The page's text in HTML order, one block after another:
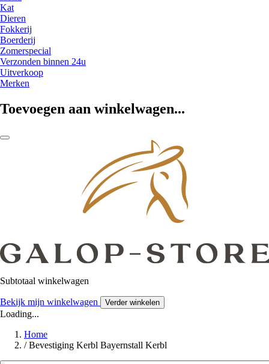
Kat
Dieren
Fokkerij
Boerderij
Zomerspecial
Verzonden binnen 24u
Uitverkoop
Merken
Toevoegen aan winkelwagen...
Subtotaal winkelwagen
Bekijk mijn winkelwagen Verder winkelen
Loading...
Home
/ Bevestiging Kerbl Bayernstall Kerbl